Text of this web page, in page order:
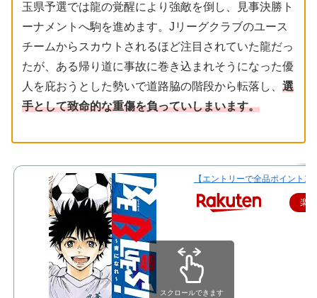
玉県予選では龍の覚醒により強敵を倒し、見事決勝ト
ーナメントへ駒を進めます。Jリーグクラブのユース
チームからスカウトされるほど注目されていた龍だっ
たが、ある帰り道に事故に巻き込まれそうになった優
人を庇おうとした勢いで道路脇の階段から転落し、 選
手として致命的な重傷を負っていしまいます。
【エントリーで全品ポイント
楽
スクロールできます